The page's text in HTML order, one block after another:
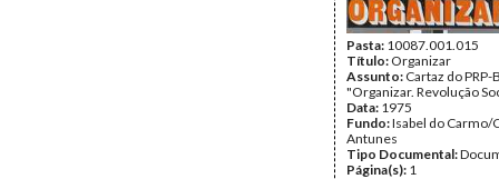
Pasta: 10087.001.015
Título: Organizar
Assunto: Cartaz do PRP-
"Organizar. Revolução
Data: 1975
Fundo:Isabel do Carmo/
Antunes
Tipo Documental:
Página(s): 1